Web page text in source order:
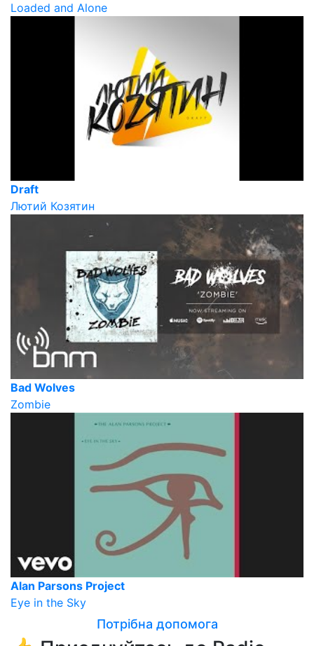
Loaded and Alone
Draft
Лютий Козятин
Bad Wolves
Zombie
Alan Parsons Project
Eye in the Sky
Потрібна допомога